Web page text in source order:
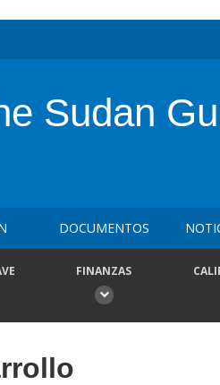
Sudan
DOCUMENTOS
FINANZAS